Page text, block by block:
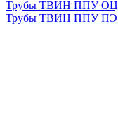
Трубы ТВИН ППУ ОЦ
Трубы ТВИН ППУ ПЭ